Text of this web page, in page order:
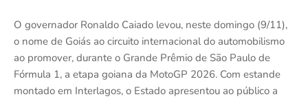
O governador Ronaldo Caiado levou, neste domingo (9/11),
o nome de Goiás ao circuito internacional do automobilismo
ao promover, durante o Grande Prêmio de São Paulo de
Fórmula 1, a etapa goiana da MotoGP 2026. Com estande
montado em Interlagos, o Estado apresentou ao público a